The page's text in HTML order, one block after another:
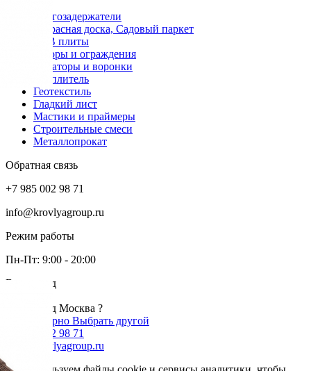
Снегозадержатели
Террасная доска, Садовый паркет
OSB плиты
Заборы и ограждения
Аэраторы и воронки
Утеплитель
Геотекстиль
Гладкий лист
Мастики и праймеры
Строительные смеси
Металлопрокат
Обратная связь
+7 985 002 98 71
info@krovlyagroup.ru
Режим работы
Пн-Пт: 9:00 - 20:00
Ваш город
Ваш город Москва ?
Да, все верно Выбрать другой
+7 985 002 98 71
info@krovlyagroup.ru